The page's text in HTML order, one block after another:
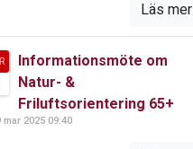
Läs mer
Informationsmöte om
Natur- &
Friluftsorientering 65+
mar 2025 09:40